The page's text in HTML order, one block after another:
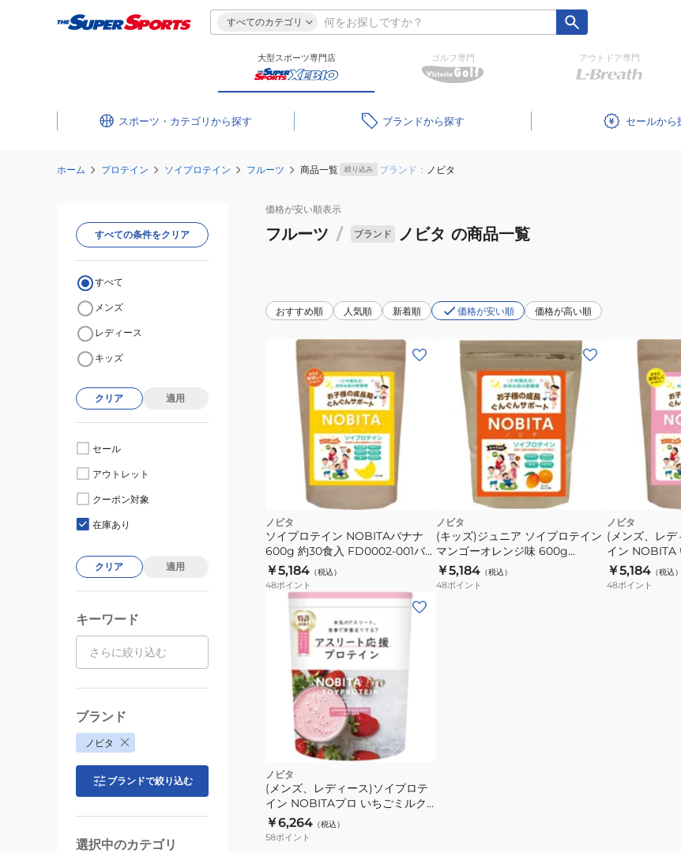
すべてのカテゴリ
大型スポーツ専門店 ゴルフ専門 アウトドア専門
スポーツ・カテゴリ ブランド セール
ホーム プロテイン ソイプロテイン フルーツ 商品一覧 絞り込み ブランド： ノビタ
価格が安い順表示
フルーツ / ブランド ノビタ の商品一覧
おすすめ順 人気順 新着順 価格が安い順 価格が高い順
ノビタ
ソイプロテイン NOBITAバナナ
600g 約30食入 FD0002-001バナ
ナ
￥5,184 （税込）
48ポイント
ノビタ
(キッズ)ジュニア ソイプロテイン
マンゴーオレンジ味 600g
FD0002-002 成長サポート 大豆
プロテイン 栄養補給 子供
￥5,184 （税込）
48ポイント
ノビタ
(メンズ、レデ
イン NOBITA
600g 約30食
￥5,184 （税込）
48ポイント
ノビタ
(メンズ、レディース)ソイプロテ
イン NOBITAプロ いちごミルク
味 750g FD0008-005 プロテイ
ン 大豆プロテイン アスリート
￥6,264 （税込）
58ポイント
すべての条件をクリア
すべて
メンズ
レディース
キッズ
クリア 適用
セール
アウトレット
クーポン対象
在庫あり
クリア 適用
キーワード
ブランド
ノビタ
ブランドで絞り込む
選択中のカテゴリ